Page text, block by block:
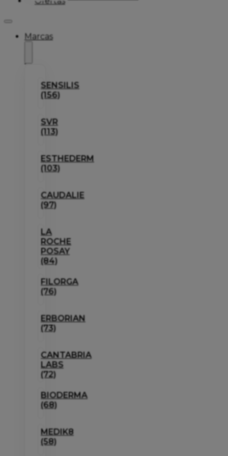
Marcas
SENSILIS
(156)
SVR
(113)
ESTHEDERM
(103)
CAUDALIE
(97)
LA
ROCHE
POSAY
(84)
FILORGA
(76)
ERBORIAN
(73)
CANTABRIA
LABS
(72)
BIODERMA
(68)
MEDIK8
(58)